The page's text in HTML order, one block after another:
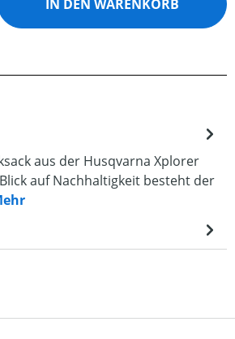
IN DEN WARENKORB
aus der Husqvarna Xplorer
auf Nachhaltigkeit besteht der